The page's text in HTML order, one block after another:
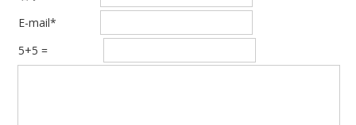
E-mail*
5+5 =